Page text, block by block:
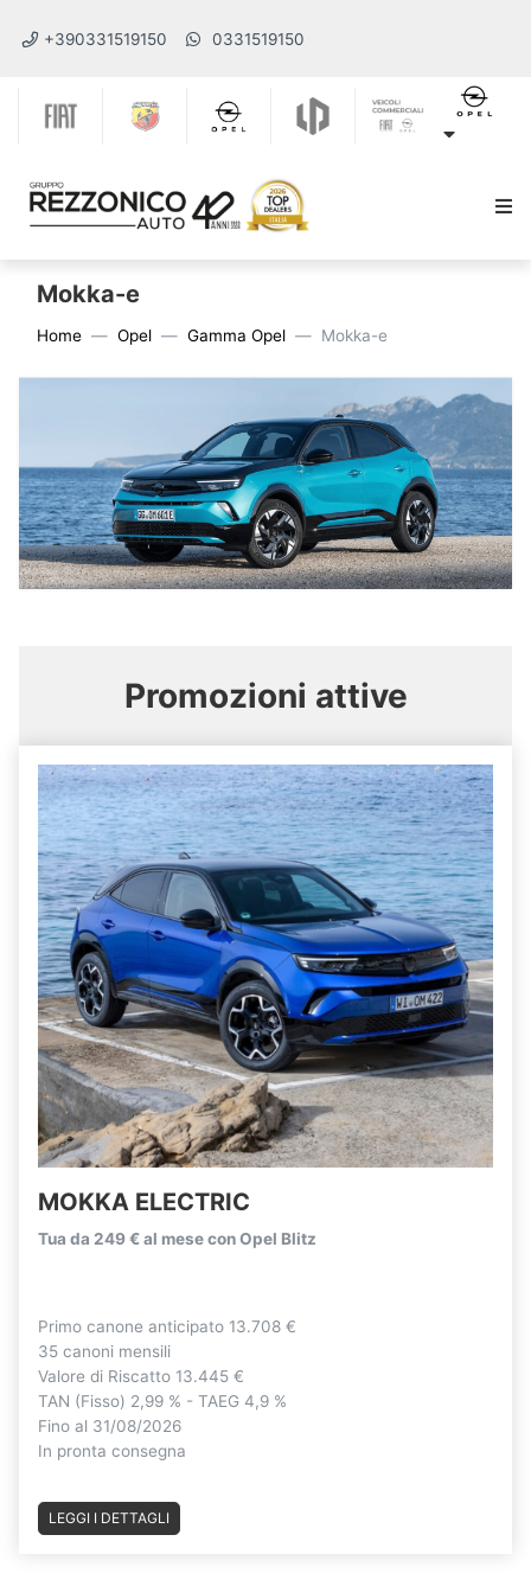
+390331519150 0331519150
Mokka-e
Home Opel Gamma Opel Mokka-e
Promozioni attive
MOKKA ELECTRIC
Tua da 249 € al mese con Opel Blitz
Primo canone anticipato 13.708 €
35 canoni mensili
Valore di Riscatto 13.445 €
TAN (Fisso) 2,99 % - TAEG 4,9 %
Fino al 31/08/2026
In pronta consegna
LEGGI I DETTAGLI